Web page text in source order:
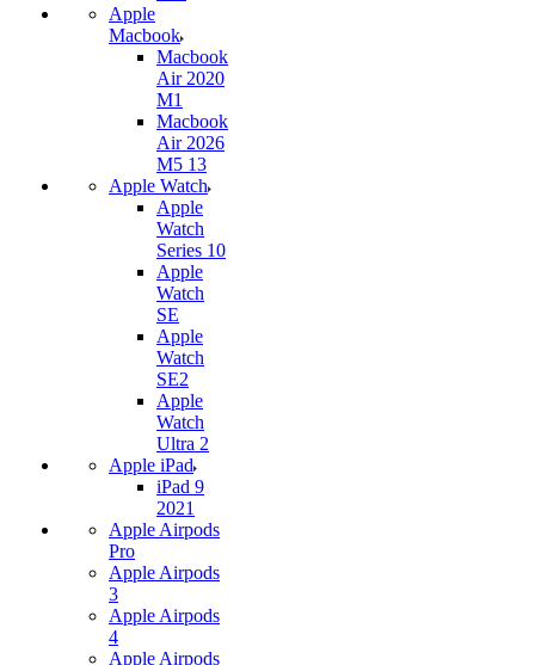
Apple
Macbook
Macbook
Air 2020
M1
Macbook
Air 2026
M5 13
Apple Watch
Apple
Watch
Series 10
Apple
Watch
SE
Apple
Watch
SE2
Apple
Watch
Ultra 2
Apple iPad
iPad 9
2021
Apple Airpods
Pro
Apple Airpods
3
Apple Airpods
4
Apple Airpods